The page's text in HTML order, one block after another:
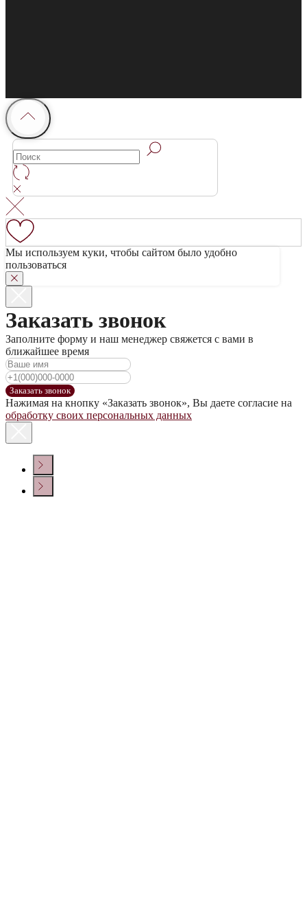
Мы используем куки, чтобы сайтом было удобно
пользоваться
Заказать звонок
Заполните форму и наш менеджер свяжется с вами в
ближайшее время
Заказать звонок
Нажимая на кнопку «Заказать звонок», Вы даете согласие на
обработку своих персональных данных